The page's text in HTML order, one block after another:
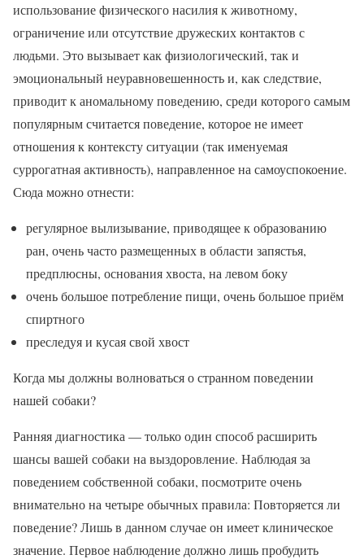
использование физического насилия к животному,
ограничение или отсутствие дружеских контактов с
людьми. Это вызывает как физиологический, так и
эмоциональный неуравновешенность и, как следствие,
приводит к аномальному поведению, среди которого самым
популярным считается поведение, которое не имеет
отношения к контексту ситуации (так именуемая
суррогатная активность), направленное на самоуспокоение.
Сюда можно отнести:
регулярное вылизывание, приводящее к образованию
ран, очень часто размещенных в области запястья,
предплюсны, основания хвоста, на левом боку
очень большое потребление пищи, очень большое приём
спиртного
преследуя и кусая свой хвост
Когда мы должны волноваться о странном поведении
нашей собаки?
Ранняя диагностика — только один способ расширить
шансы вашей собаки на выздоровление. Наблюдая за
поведением собственной собаки, посмотрите очень
внимательно на четыре обычных правила: Повторяется ли
поведение? Лишь в данном случае он имеет клиническое
значение. Первое наблюдение должно лишь пробудить